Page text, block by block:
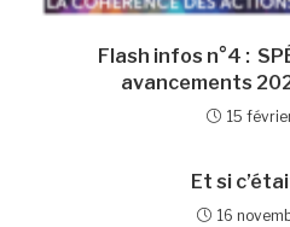
Flash infos n°4 :
avancements
15
Et si
16